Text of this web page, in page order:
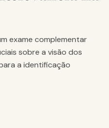
exame complementar
sobre a visão dos
a identificação